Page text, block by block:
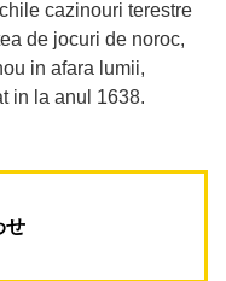
cazinouri terestre
de jocuri de noroc,
in afara lumii,
in la anul 1638.
せ